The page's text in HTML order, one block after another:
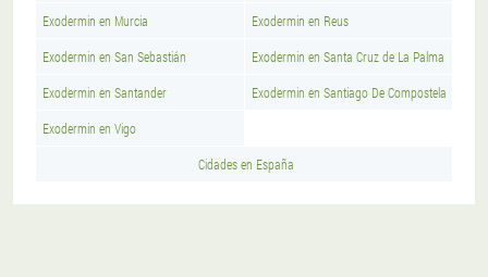
Exodermin en Murcia Exodermin en Reus
Exodermin en San Sebastián Exodermin en Santa Cruz de La Palma
Exodermin en Santander Exodermin en Santiago De Compostela
Exodermin en Vigo
Cidades en España